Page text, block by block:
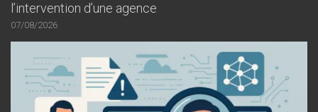
l’intervention d’une agence
07/08/2026